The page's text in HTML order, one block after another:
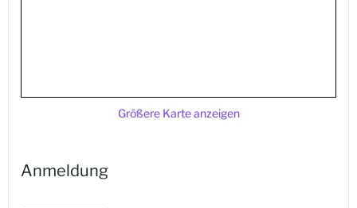
Größere Karte anzeigen
Anmeldung